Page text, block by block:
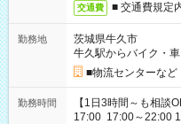
交通費 ■ 交通費規定
勤務地
茨城県牛久市
牛久駅からバイク・車
■物流センターな
勤務時間
【1日3時間～も相談OK!】 ＜シフト例＞ 9:00～
17:00 17:00～22:00 18:00～